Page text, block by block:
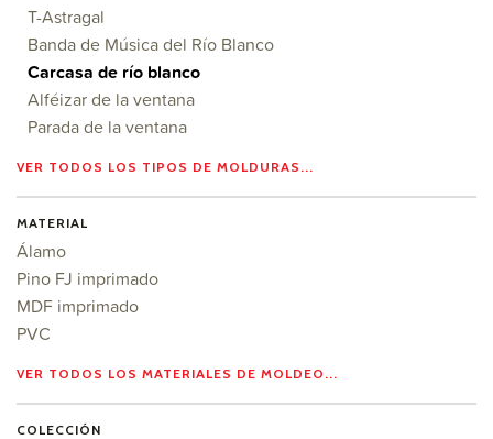
T-Astragal
Banda de Música del Río Blanco
Carcasa de río blanco
Alféizar de la ventana
Parada de la ventana
VER TODOS LOS TIPOS DE MOLDURAS...
MATERIAL
Álamo
Pino FJ imprimado
MDF imprimado
PVC
VER TODOS LOS MATERIALES DE MOLDEO...
COLECCIÓN